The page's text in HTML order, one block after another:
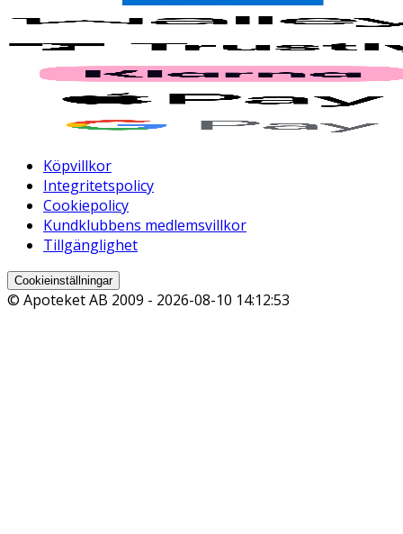
Köpvillkor
Integritetspolicy
Cookiepolicy
Kundklubbens medlemsvillkor
Tillgänglighet
Cookieinställningar
© Apoteket AB 2009 - 2026-08-10 14:12:53